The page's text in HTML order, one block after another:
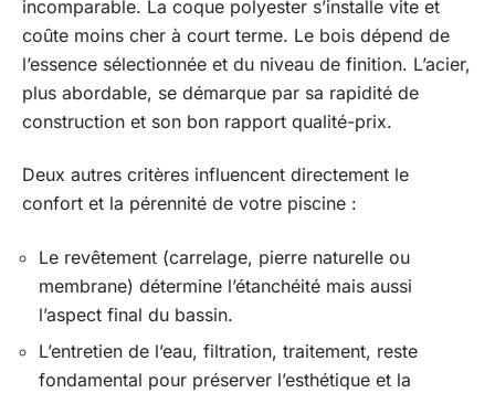
incomparable. La coque polyester s’installe vite et
coûte moins cher à court terme. Le bois dépend de
l’essence sélectionnée et du niveau de finition. L’acier,
plus abordable, se démarque par sa rapidité de
construction et son bon rapport qualité-prix.
Deux autres critères influencent directement le
confort et la pérennité de votre piscine :
Le revêtement (carrelage, pierre naturelle ou
membrane) détermine l’étanchéité mais aussi
l’aspect final du bassin.
L’entretien de l’eau, filtration, traitement, reste
fondamental pour préserver l’esthétique et la